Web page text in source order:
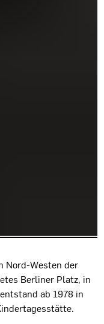
Nord-Westen der
Berliner Platz, in
ab 1978 in